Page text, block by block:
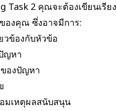
Task 2 คุณจะต้องเขียนเรี
องคุณ ซึ่งอาจมีการ:
วข้องกับหัวข้อ
ญหา
องปัญหา
มเหตุผลสนับสนุน